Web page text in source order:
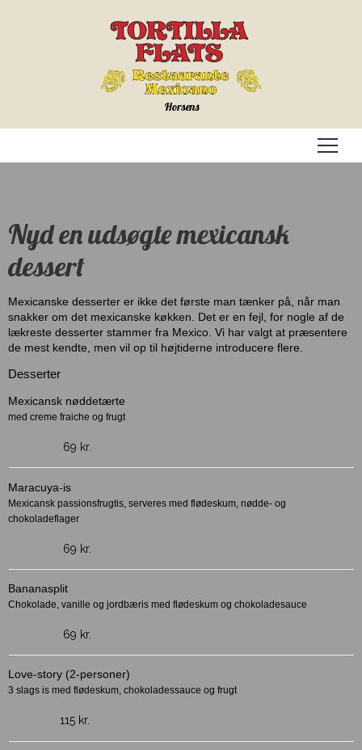
Horsens
Menu
Nyd en udsøgte mexicansk
dessert
Mexicanske desserter er ikke det første man tænker på, når man
snakker om det mexicanske køkken. Det er en fejl, for nogle af de
lækreste desserter stammer fra Mexico. Vi har valgt at præsentere
de mest kendte, men vil op til højtiderne introducere flere.
Desserter
Mexicansk nøddetærte
med creme fraiche og frugt
69 kr.
Maracuya-is
Mexicansk passionsfrugtis, serveres med flødeskum, nødde- og
chokoladeflager
69 kr.
Bananasplit
Chokolade, vanille og jordbæris med flødeskum og chokoladesauce
69 kr.
Love-story (2-personer)
3 slags is med flødeskum, chokoladessauce og frugt
115 kr.